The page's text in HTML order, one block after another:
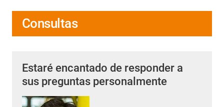
Consultas
Estaré encantado de responder a
sus preguntas personalmente